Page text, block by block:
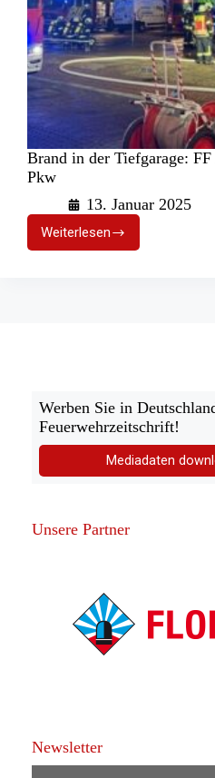
Brand in der Tiefgarage:
Pkw
13. Januar 2025
Weiterlesen
Brand
in
Werben Sie in
Feuerwehrzeitschrift!
Mediadaten
Unsere Partner
Newsletter